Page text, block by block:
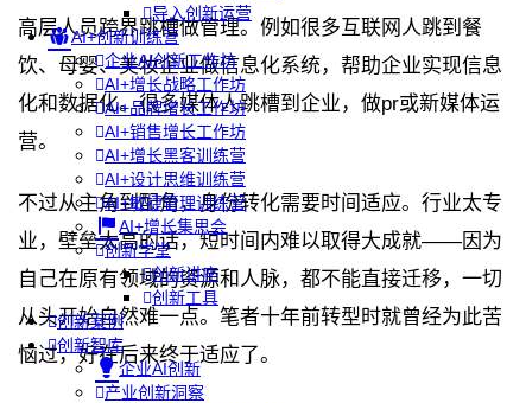
导入创新运营
AI+创新训练营
企业AI创新工作坊
AI+增长战略工作坊
AI+品牌增长工作坊
AI+销售增长工作坊
AI+增长黑客训练营
AI+设计思维训练营
AI+敏捷管理训练营
AI+增长集思会
创新学堂
创新讲座
创新工具
创新案例
创新智库
企业AI创新
产业创新洞察
高层人员跨界跳槽做管理。例如很多互联网人跳到餐
饮、母婴、美妆企业做信息化系统，帮助企业实现信息
化和数据化。很多媒体人跳槽到企业，做pr或新媒体运
营。
不过从主角到配角，身份转化需要时间适应。行业太专
业，壁垒太高的话，短时间内难以取得大成就——因为
自己在原有领域的资源和人脉，都不能直接迁移，一切
从头开始自然难一点。笔者十年前转型时就曾经为此苦
恼过，好在后来终于适应了。